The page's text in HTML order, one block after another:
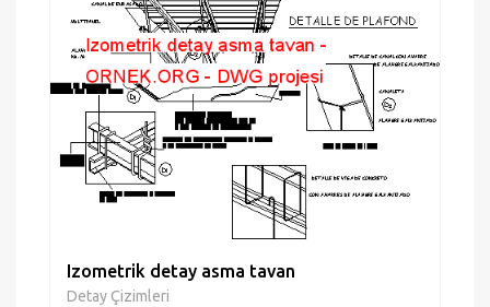
Izometrik detay asma tavan
Detay Çizimleri